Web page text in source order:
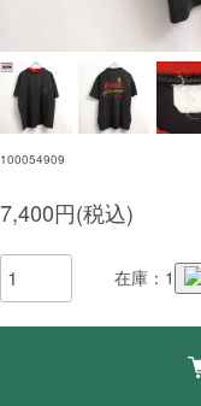
100054909
7,400円(税込)
在庫：1